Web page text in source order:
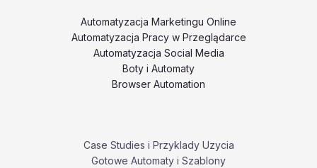
Automatyzacja Marketingu Online
Automatyzacja Pracy w Przeglądarce
Automatyzacja Social Media
Boty i Automaty
Browser Automation
Case Studies i Przyklady Uzycia
Gotowe Automaty i Szablony